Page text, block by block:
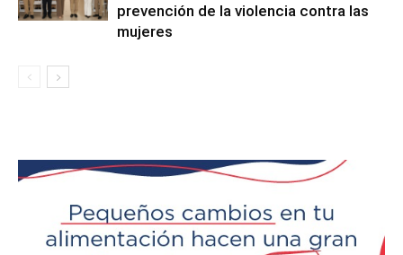
prevención de la violencia contra las
mujeres